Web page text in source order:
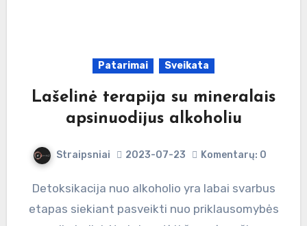
Patarimai Sveikata
Lašelinė terapija su mineralais
apsinuodijus alkoholiu
Straipsniai 2023-07-23 Komentarų: 0
Detoksikacija nuo alkoholio yra labai svarbus
etapas siekiant pasveikti nuo priklausomybės